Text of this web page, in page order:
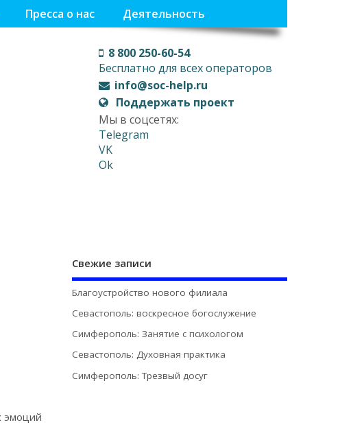
Пресса о нас Деятельность
8 800 250-60-54
Бесплатно для всех операторов
info@soc-help.ru
Поддержать проект
Мы в соцсетях:
Telegram
VK
Ok
эмоций
Свежие записи
Благоустройство нового филиала
Севастополь: воскресное богослужение
Симферополь: Занятие с психологом
Севастополь: Духовная практика
Симферополь: Трезвый досуг